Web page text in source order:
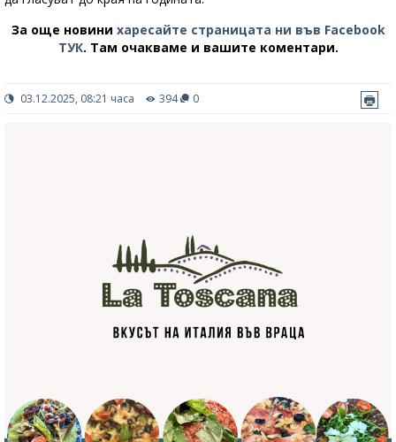
За още новини харесайте страницата ни във Facebook
ТУК. Там очакваме и вашите коментари.
03.12.2025, 08:21 часа 394 0